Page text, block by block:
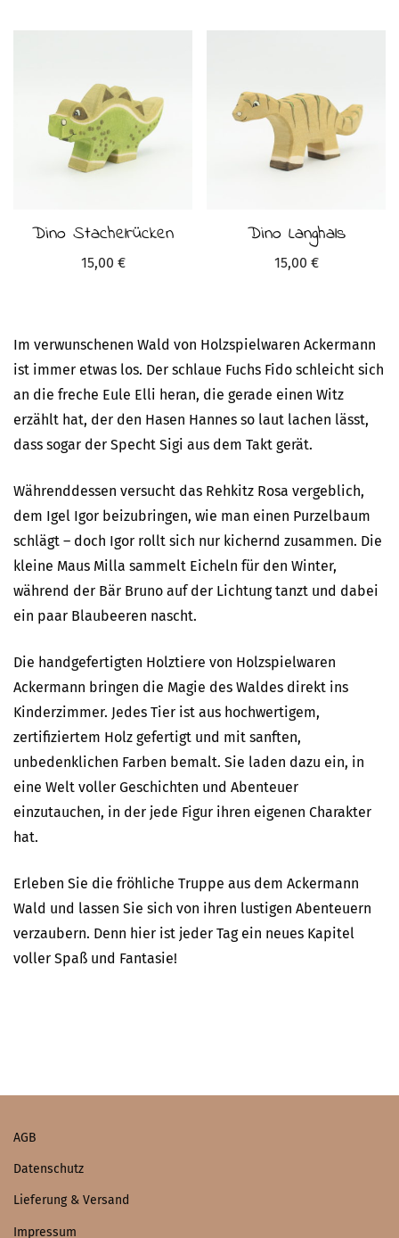
Dino Stachelrücken
15,00 €
Dino Langhals
15,00 €
Im verwunschenen Wald von Holzspielwaren Ackermann
ist immer etwas los. Der schlaue Fuchs Fido schleicht sich
an die freche Eule Elli heran, die gerade einen Witz
erzählt hat, der den Hasen Hannes so laut lachen lässt,
dass sogar der Specht Sigi aus dem Takt gerät.
Währenddessen versucht das Rehkitz Rosa vergeblich,
dem Igel Igor beizubringen, wie man einen Purzelbaum
schlägt – doch Igor rollt sich nur kichernd zusammen. Die
kleine Maus Milla sammelt Eicheln für den Winter,
während der Bär Bruno auf der Lichtung tanzt und dabei
ein paar Blaubeeren nascht.
Die handgefertigten Holztiere von Holzspielwaren
Ackermann bringen die Magie des Waldes direkt ins
Kinderzimmer. Jedes Tier ist aus hochwertigem,
zertifiziertem Holz gefertigt und mit sanften,
unbedenklichen Farben bemalt. Sie laden dazu ein, in
eine Welt voller Geschichten und Abenteuer
einzutauchen, in der jede Figur ihren eigenen Charakter
hat.
Erleben Sie die fröhliche Truppe aus dem Ackermann
Wald und lassen Sie sich von ihren lustigen Abenteuern
verzaubern. Denn hier ist jeder Tag ein neues Kapitel
voller Spaß und Fantasie!
AGB
Datenschutz
Lieferung & Versand
Impressum